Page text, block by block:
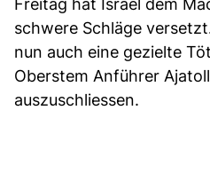
Freitag hat Israel dem
schwere Schläge
nun auch eine gezielte
Oberstem Anführer
auszuschliessen.